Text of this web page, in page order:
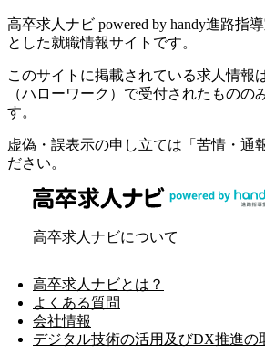
高卒求人ナビ powered by handy進路指
とした就職情報サイトです。
このサイトに掲載されている求人情報
（ハローワーク）で受付されたものの
す。
虚偽・誤表示の申し立ては 「苦情・通
ださい。
高卒求人ナビについて
高卒求人ナビとは？
よくある質問
会社情報
デジタル技術の活用及びDX推進の